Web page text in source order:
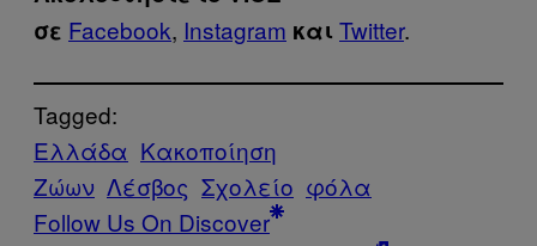
σε Facebook, Instagram και Twitter.
Tagged:
Ελλάδα Κακοποίηση
Ζώων Λέσβος Σχολείο φόλα
Follow Us On Discover